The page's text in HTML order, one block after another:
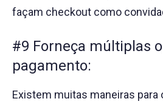
façam checkout como
#9 Forneça múltiplas
pagamento:
Existem muitas maneiras para